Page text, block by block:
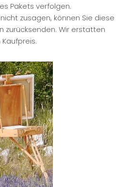
Pakets verfolgen.
zusagen, können Sie diese
zurücksenden. Wir erstatten